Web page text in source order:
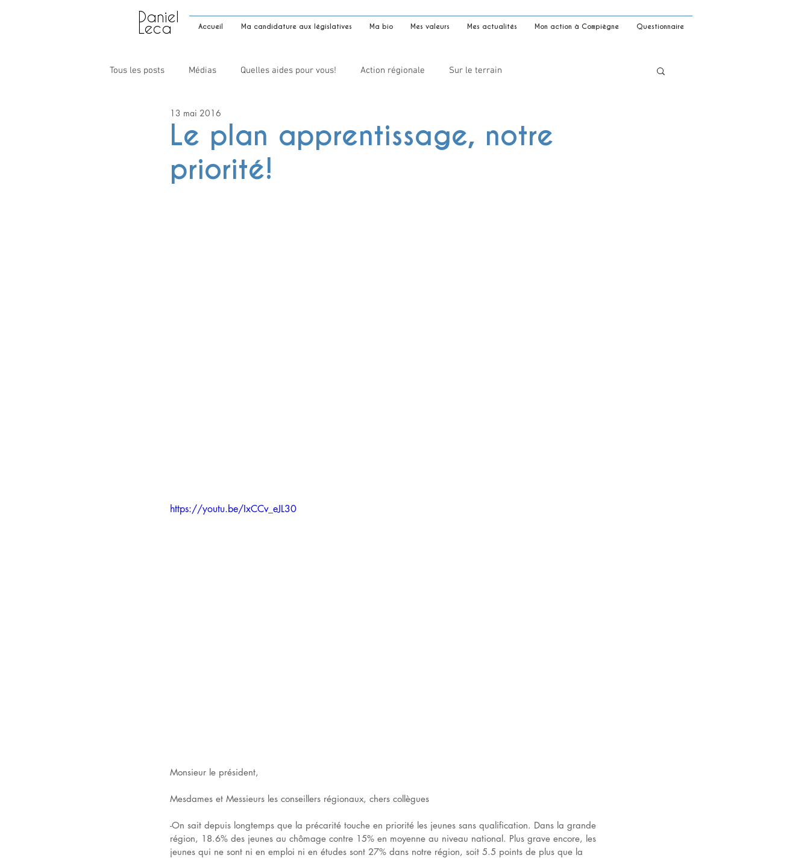
Accueil Ma candidature aux législatives Ma bio Mes valeurs Mes actualités Mon action à Compiègne Questionnaire
Daniel
Leca
Tous les posts Médias Quelles aides pour vous! Action régionale Sur le terrain
Le plan apprentissage, notre
priorité!
13 mai 2016
https://youtu.be/IxCCv_eJL30
Monsieur le président,
Mesdames et Messieurs les conseillers régionaux, chers collègues
-On sait depuis longtemps que la précarité touche en priorité les jeunes sans qualification. Dans la grande
région, 18.6% des jeunes au chômage contre 15% en moyenne au niveau national. Plus grave encore, les
jeunes qui ne sont ni en emploi ni en études sont 27% dans notre région, soit 5.5 points de plus que la